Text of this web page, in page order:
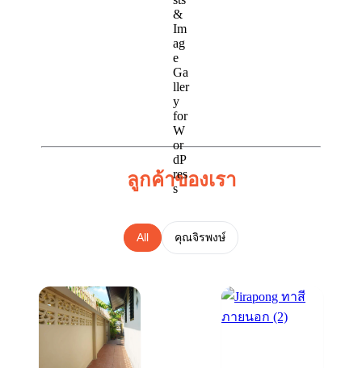
ลูกค้าของเรา
All คุณจิรพงษ์